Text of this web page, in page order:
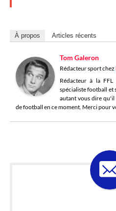
À propos Articles récents
Tom Galeron
Rédacteur sportchez
Rédacteur à la
spécialiste football et
autant vous dire qu'il
de football en ce moment. Merci pour